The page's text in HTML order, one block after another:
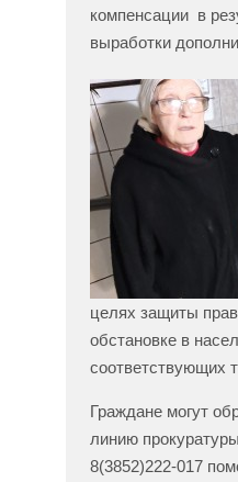
компенсации в
выработки
целях защиты
обстановке в
соответствующих
Граждане могут
линию
8(3852)222-017